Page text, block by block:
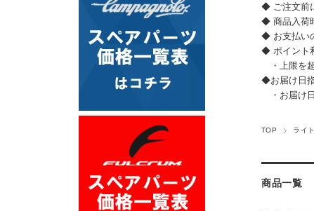
◆ ご注文前
◆ 商品入荷
◆ お支払い
◆ ポイント
・上限を
◆お届け日
・お届け
TOP ライ
商品一覧